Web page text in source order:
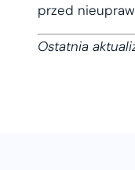
przed
Ostatnia